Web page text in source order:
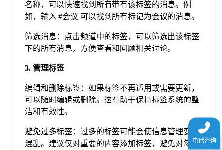
名称，可以快速找到所有带有该标签的消息。例
如，输入 #会议 可以找到所有标记为会议的消息。
筛选消息：点击频道中的标签，可以筛选出该标签
下的所有消息，方便查看和回顾相关讨论。
3. 管理标签
编辑和删除标签：如果标签不再适用或需要更新，
可以随时编辑或删除。这有助于保持标签系统的整
洁和有效性。
避免过多标签：过多的标签可能会使信息管理变得
混乱。建议仅对重要的内容添加标签，避免对每条